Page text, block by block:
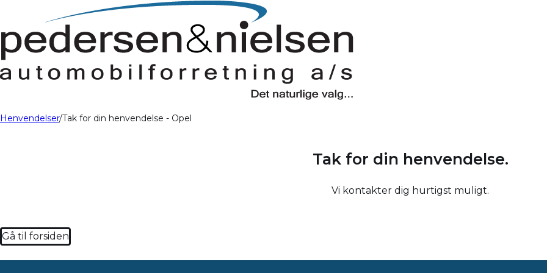
Henvendelser Tak for din henvendelse - Opel
Tak for din henvendelse.
Vi kontakter dig hurtigst muligt.
Gå til forsiden